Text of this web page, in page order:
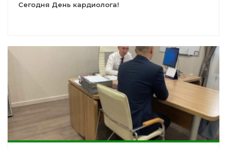
Сегодня День кардиолога!